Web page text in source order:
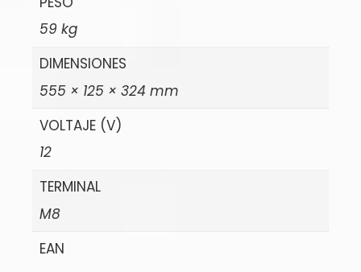
59 kg
DIMENSIONES
555 × 125 × 324 mm
VOLTAJE (V)
12
TERMINAL
M8
EAN